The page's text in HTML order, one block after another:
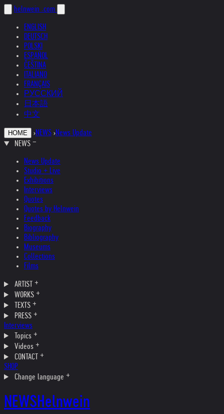
helnwein .com
ENGLISH
DEUTSCH
POLSKI
ESPAÑOL
ČEŠTINA
ITALIANO
FRANÇAIS
РУССКИЙ
日本語
中文
HOME ›NEWS ›News Update
NEWS
News Update
Studio + Live
Exhibitions
Interviews
Quotes
Quotes by Helnwein
Feedback
Biography
Bibliography
Museums
Collections
Films
ARTIST
WORKS
TEXTS
PRESS
Interviews
Topics
Videos
CONTACT
SHOP
Change language
NEWSHelnwein